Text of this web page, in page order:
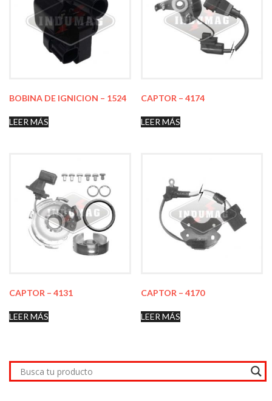
BOBINA DE IGNICION – 1524
LEER MÁS
CAPTOR – 4174
LEER MÁS
CAPTOR – 4131
LEER MÁS
CAPTOR – 4170
LEER MÁS